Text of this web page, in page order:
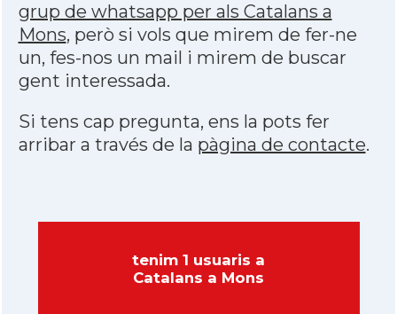
grup de whatsapp per als Catalans a
Mons, però si vols que mirem de fer-ne
un, fes-nos un mail i mirem de buscar
gent interessada.
Si tens cap pregunta, ens la pots fer
arribar a través de la pàgina de contacte.
tenim 1 usuaris a
Catalans a Mons